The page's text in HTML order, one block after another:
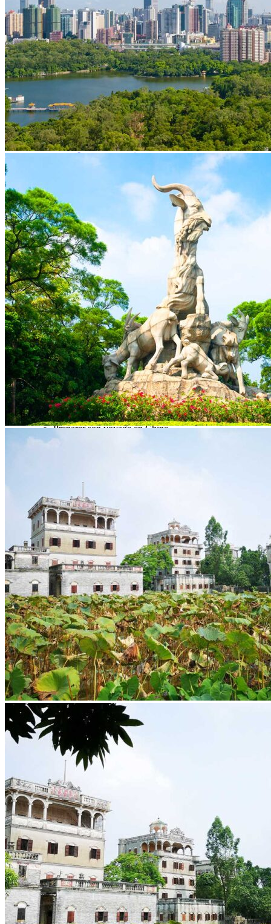
Sichuan 四川
Tibet 西藏
Yunnan 云南
Circuits
Organisation
Circuits sur mesure
Nos Petits Groupes
Classique et incontournables
Culture & expériences
Nature et grands paysages
Famille et enfants
Trekking et aventure
Luxe et exception
Infos pratiques
Notre agence
Notre agence en Chine
Réseau Asian Roads
Garanties et engagements Asian Roads
Avis de nos voyageurs
Voyages d’affaires en Chine
Voyage scolaire et culturel en Chine
La Chine & ses secrets
Présentation de la Chine
Cuisines de Chine
Les Minorités Ethniques Chinoises
Fêtes traditionnelles & vacances en Chine
Les signes astrologiques Chinois
Les plus belles montagnes de Chine
Les plus belles balades de Chine
La Chine vue du ciel
Visiter la Chine pour voir le monde
Les langues en Chine : une étonnante diversité
Préparer son voyage en Chine
Maîtrisez les mots essentiels
Transports en Chine
Vols directs vers la Chine
Voyager en train
Voyager en Chine avec votre drone
Vaccins pour votre voyage en Chine
Mal des montagnes
Demande d’info
09 83 07 44 60